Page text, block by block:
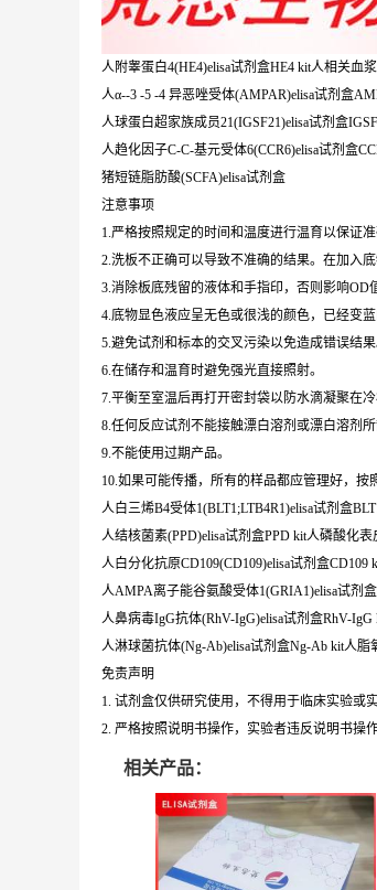
人附睾蛋白4(HE4)elisa试剂盒HE4 kit人相关血
人α--3 -5 -4 异恶唑受体(AMPAR)elisa试剂盒
人球蛋白超家族成员21(IGSF21)elisa试剂盒
人趋化因子C-C-基元受体6(CCR6)elisa试剂盒
猪短链脂肪酸(SCFA)elisa试剂盒
注意事项
1.严格按照规定的时间和温度进行温育以保证
2.洗板不正确可以导致不准确的结果。在加入
3.消除板底残留的液体和手指印，否则影响OD
4.底物显色液应呈无色或很浅的颜色，已经变蓝
5.避免试剂和标本的交叉污染以免造成错误结果
6.在储存和温育时避免强光直接照射。
7.平衡至室温后再打开密封袋以防水滴凝聚在冷
8.任何反应试剂不能接触漂白溶剂或漂白溶剂
9.不能使用过期产品。
10.如果可能传播，所有的样品都应管理好，按
人白三烯B4受体1(BLT1;LTB4R1)elisa试剂盒
人结核菌素(PPD)elisa试剂盒PPD kit人磷酸化
人白分化抗原CD109(CD109)elisa试剂盒
人AMPA离子能谷氨酸受体1(GRIA1)elisa试剂
人鼻病毒IgG抗体(RhV-IgG)elisa试剂盒RhV-
人淋球菌抗体(Ng-Ab)elisa试剂盒Ng-Ab kit人
免责声明
1. 试剂盒仅供研究使用，不得用于临床实验或
2. 严格按照说明书操作，实验者违反说明书操
相关产品：